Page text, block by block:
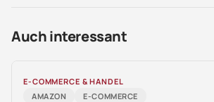
Auch interessant
E-COMMERCE & HANDEL
AMAZON
E-COMMERCE